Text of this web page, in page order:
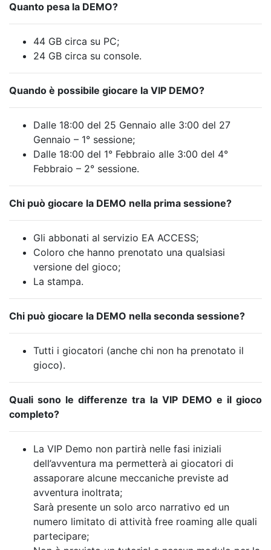
Quanto pesa la DEMO?
44 GB circa su PC;
24 GB circa su console.
Quando è possibile giocare la VIP DEMO?
Dalle 18:00 del 25 Gennaio alle 3:00 del 27
Gennaio – 1° sessione;
Dalle 18:00 del 1° Febbraio alle 3:00 del 4°
Febbraio – 2° sessione.
Chi può giocare la DEMO nella prima sessione?
Gli abbonati al servizio EA ACCESS;
Coloro che hanno prenotato una qualsiasi
versione del gioco;
La stampa.
Chi può giocare la DEMO nella seconda sessione?
Tutti i giocatori (anche chi non ha prenotato il
gioco).
Quali sono le differenze tra la VIP DEMO e il gioco
completo?
La VIP Demo non partirà nelle fasi iniziali
dell’avventura ma permetterà ai giocatori di
assaporare alcune meccaniche previste ad
avventura inoltrata;
Sarà presente un solo arco narrativo ed un
numero limitato di attività free roaming alle quali
partecipare;